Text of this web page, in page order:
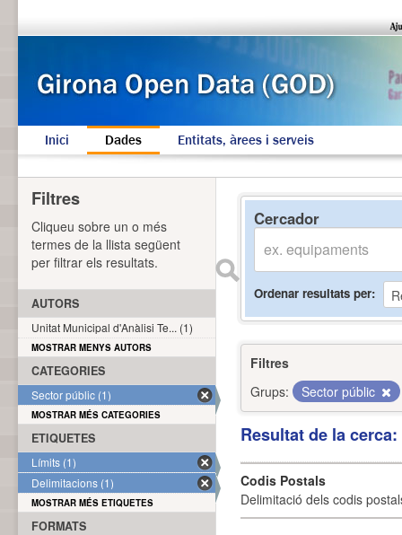
Inici Dades Entitats, àrees i serveis
Cercador
Ordenar resultats per
Filtres
Grups:
Sector públic
Resultat de la
Codis Postals
Delimitació dels codis
Filtres
Cliqueu sobre un o més
termes de la llista següent
per filtrar els resultats.
AUTORS
Unitat Municipal d'Anàlisi Te... (1)
MOSTRAR MENYS AUTORS
CATEGORIES
Sector públic (1)
MOSTRAR MÉS CATEGORIES
ETIQUETES
Límits (1)
Delimitacions (1)
MOSTRAR MÉS ETIQUETES
FORMATS